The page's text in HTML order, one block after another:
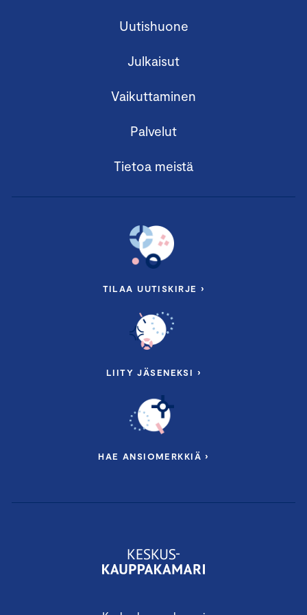
Uutishuone
Julkaisut
Vaikuttaminen
Palvelut
Tietoa meistä
TILAA UUTISKIRJE ›
LIITY JÄSENEKSI ›
HAE ANSIOMERKKIÄ ›